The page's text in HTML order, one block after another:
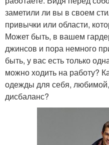
заметили ли вы в своем
привычки или области,
Может быть, в вашем
джинсов и пора немного
быть, у вас есть только
можно ходить на работу?
одежды для себя,
дисбаланс?